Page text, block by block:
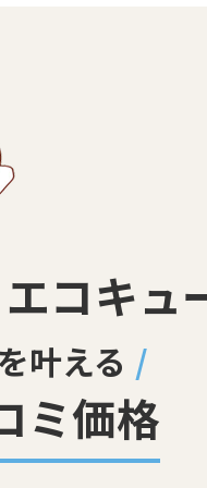
コキュ
叶える /
ミ価格